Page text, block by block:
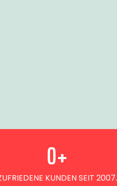
KUNDEN SEIT 2007.
0+